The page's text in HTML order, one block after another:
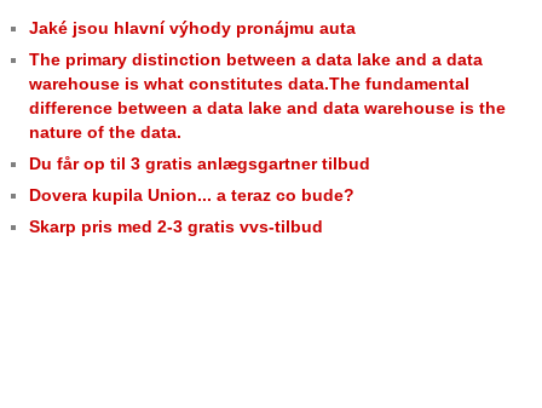
Jaké jsou hlavní výhody pronájmu auta
The primary distinction between a data lake and a data
warehouse is what constitutes data.The fundamental
difference between a data lake and data warehouse is the
nature of the data.
Du får op til 3 gratis anlægsgartner tilbud
Dovera kupila Union... a teraz co bude?
Skarp pris med 2-3 gratis vvs-tilbud